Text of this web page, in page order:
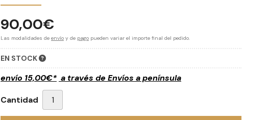
90,00€
Las modalidades de envío y de pago pueden variar el importe final del pedido.
EN STOCK
envío 15,00€* a través de Envíos a península
Cantidad